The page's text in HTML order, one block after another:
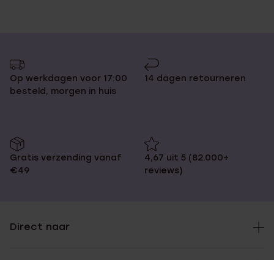
Op werkdagen voor 17:00
besteld, morgen in huis
14 dagen retourneren
Gratis verzending vanaf
€49
4,67 uit 5 (82.000+
reviews)
Direct naar